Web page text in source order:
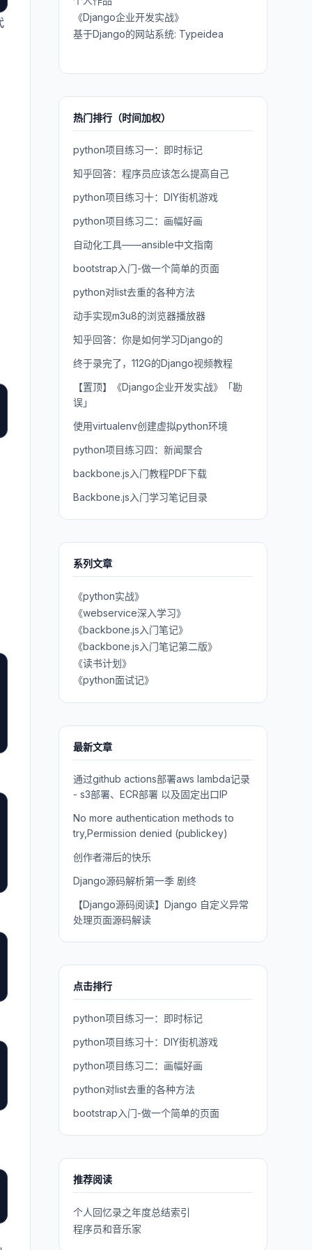
《Django企业开发实战》
基于Django的网站系统: Typeidea
热门排行（时间加权）
python项目练习一：即时标记
知乎回答：程序员应该怎么提高自己
python项目练习十：DIY街机游戏
python项目练习二：画幅好画
自动化工具——ansible中文指南
bootstrap入门-做一个简单的页面
python对list去重的各种方法
动手实现m3u8的浏览器播放器
知乎回答：你是如何学习Django的
终于录完了，112G的Django视频教程
【置顶】《Django企业开发实战》「勘
误」
使用virtualenv创建虚拟python环境
python项目练习四：新闻聚合
backbone.js入门教程PDF下载
Backbone.js入门学习笔记目录
系列文章
《python实战》
《webservice深入学习》
《backbone.js入门笔记》
《backbone.js入门笔记第二版》
《读书计划》
《python面试记》
最新文章
通过github actions部署aws lambda记录
- s3部署、ECR部署 以及固定出口IP
No more authentication methods to
try,Permission denied (publickey)
创作者滞后的快乐
Django源码解析第一季 剧终
【Django源码阅读】Django 自定义异常
处理页面源码解读
点击排行
python项目练习一：即时标记
python项目练习十：DIY街机游戏
python项目练习二：画幅好画
python对list去重的各种方法
bootstrap入门-做一个简单的页面
推荐阅读
个人回忆录之年度总结索引
程序员和音乐家